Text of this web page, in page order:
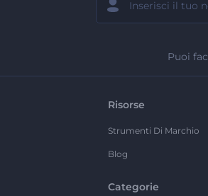
Puoi
Risorse
Strumenti Di Marchio
Blog
Categorie